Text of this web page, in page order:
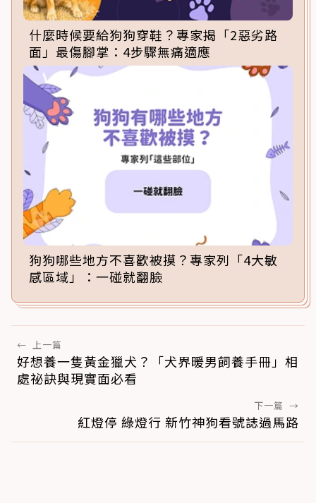
什麼時候要給狗狗穿鞋？專家揭「2惡劣路
面」最傷腳掌：4步驟無痛適應
狗狗哪些地方不喜歡被摸？專家列「4大敏
感區域」：一碰就翻臉
← 上一篇
好想養一隻黃金獵犬？「犬界暖男飼養手冊」相
處祕訣與現實面必看
下一篇 →
紅燈停 綠燈行 新竹神狗看號誌過馬路